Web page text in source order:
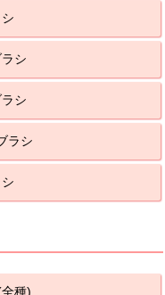
シ
シ
ラシ
種)